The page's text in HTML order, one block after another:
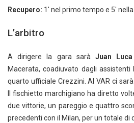
Recupero: 1' nel primo tempo e 5'
L’arbitro
A dirigere la gara sarà Juan
Macerata, coadiuvato dagli
quarto ufficiale Crezzini. Al VAR ci
Il fischietto marchigiano ha diretto
due vittorie, un pareggio e quattro
precedenti con il Milan, per un totale di